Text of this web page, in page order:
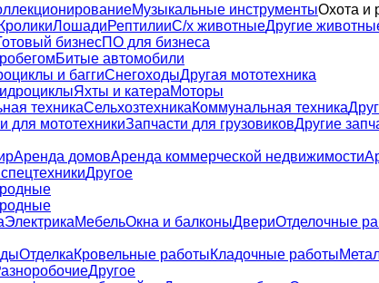
Музыкальные инструментыОхота и
КроликиЛошадиРептилииС/х животныеДругие
бизнесПО для бизнеса
Битые автомобили
и баггиСнегоходыДругая мототехника
Яхты и катераМоторы
техникаСельхозтехникаКоммунальная техника
для мототехникиЗапчасти для грузовиковДругие
Аренда домовАренда коммерческой недвижимости
Другое
ЭлектрикаМебельОкна и балконыДвериОтделочные
ОтделкаКровельные работыКладочные работы
Другое